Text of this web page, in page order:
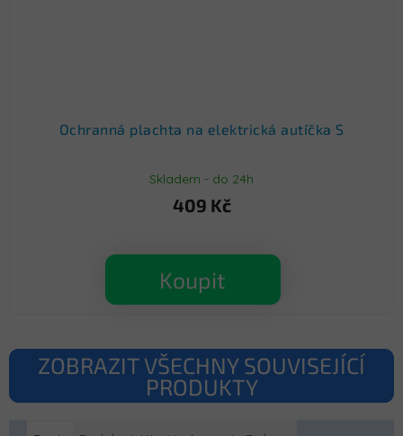
Ochranná plachta na elektrická autíčka S
Skladem - do 24h
409 Kč
Koupit
ZOBRAZIT VŠECHNY SOUVISEJÍCÍ
PRODUKTY